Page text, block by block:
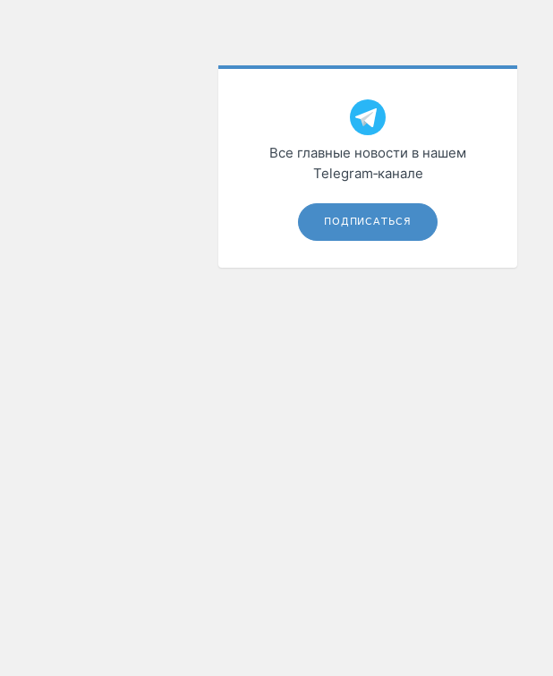
Все главные новости в нашем
Telegram‑канале
ПОДПИСАТЬСЯ